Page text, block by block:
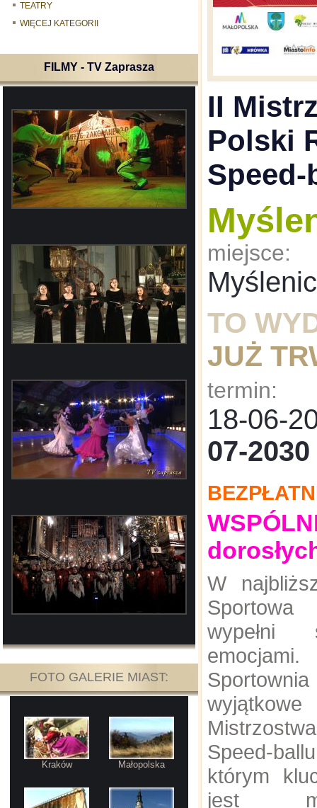
TEATRY
WIĘCEJ KATEGORII
FILMY - TV Zaprasza
FOTO GALERIE MIAST:
Kraków Małopolska
II
Polski
miejsce:
TO
JUŻ
termin:
18-06-
07-2030
W
wypełni
Speed-
którym
jest